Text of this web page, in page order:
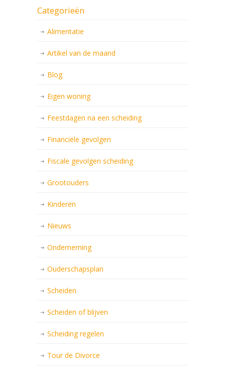
Categorieën
Alimentatie
Artikel van de maand
Blog
Eigen woning
Feestdagen na een scheiding
Financiële gevolgen
Fiscale gevolgen scheiding
Grootouders
Kinderen
Nieuws
Onderneming
Ouderschapsplan
Scheiden
Scheiden of blijven
Scheiding regelen
Tour de Divorce